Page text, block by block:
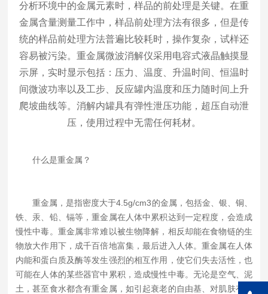
分析环境中的金属元素时，样品的前处理是关键。在重
金属含量测量工作中，样品前处理方法有很多，但是传
统的样品前处理方法普遍比较耗时，操作复杂，试样还
容易被污染。重金属微波消解仪采用电容式液晶触摸显
示屏，实时显示包括：压力、温度、升温时间、恒温时
间微波功率以及工步、反应罐内温度和压力随时间上升
爬坡曲线等。消解内罐具有弹性泄压功能，超压自动泄
压，使用过程中无需任何耗材。
什么是重金属？
重金属，是指密度大于4.5g/cm3的金属，包括金、银、铜、
铁、汞、铅、镉等，重金属在人体中累积达到一定程度，会造成
慢性中毒。重金属非常难以被生物降解，相反却能在食物链的生
物放大作用下，成千百倍地富集，最后进入人体。重金属在人体
内能和蛋白质及酶等发生强烈的相互作用，使它们失去活性，也
可能在人体的某些器官中累积，造成慢性中毒。无论是空气、泥
土，甚至食水都含有重金属，如引起衰老的自由基、对肌肤有伤